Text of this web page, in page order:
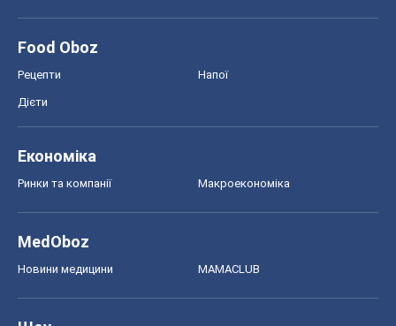
Food Oboz
Рецепти Напої
Дієти
Економіка
Ринки та компанії Макроекономіка
MedOboz
Новини медицини MAMACLUB